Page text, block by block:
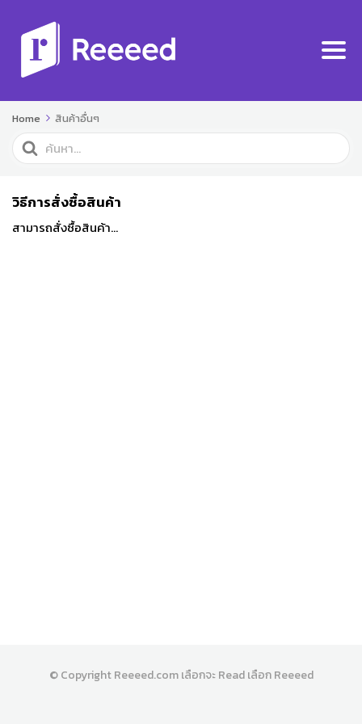
Home สินค้าอื่นๆ
Search
For
วิธีการสั่งซื้อสินค้า
สามารถสั่งซื้อสินค้า...
© CopyrightReeeed.com เลือกจะ Read เลือก Reeeed